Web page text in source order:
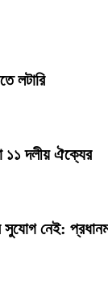
লটারি
১১ দলীয় ঐক্যের
নেই: